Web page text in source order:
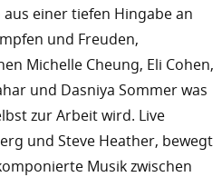
einer tiefen Hingabe an
und Freuden,
Michelle Cheung, Eli Cohen,
und Dasniya Sommer was
zur Arbeit wird. Live
und Steve Heather, bewegt
Musik zwischen